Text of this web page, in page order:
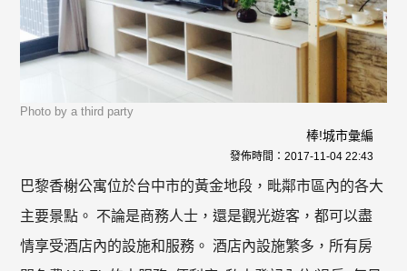
Photo by a third party
棒!城市彙編
發佈時間： 2017-11-04 22:43
巴黎香榭公寓位於台中市的黃金地段，毗鄰市區內的各大
主要景點。 不論是商務人士，還是觀光遊客，都可以盡
情享受酒店內的設施和服務。 酒店內設施繁多，所有房